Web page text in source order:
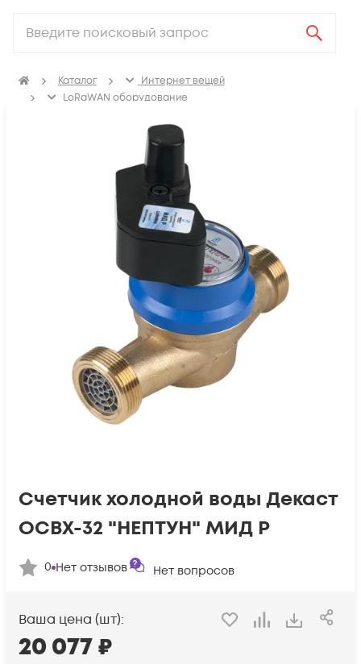
Каталог
Интернет вещей
LoRaWAN оборудование
Счетчик холодной воды Декаст
ОСВХ-32 "НЕПТУН" МИД Р
0 Нет отзывов Нет вопросов
Ваша цена (шт):
20 077₽